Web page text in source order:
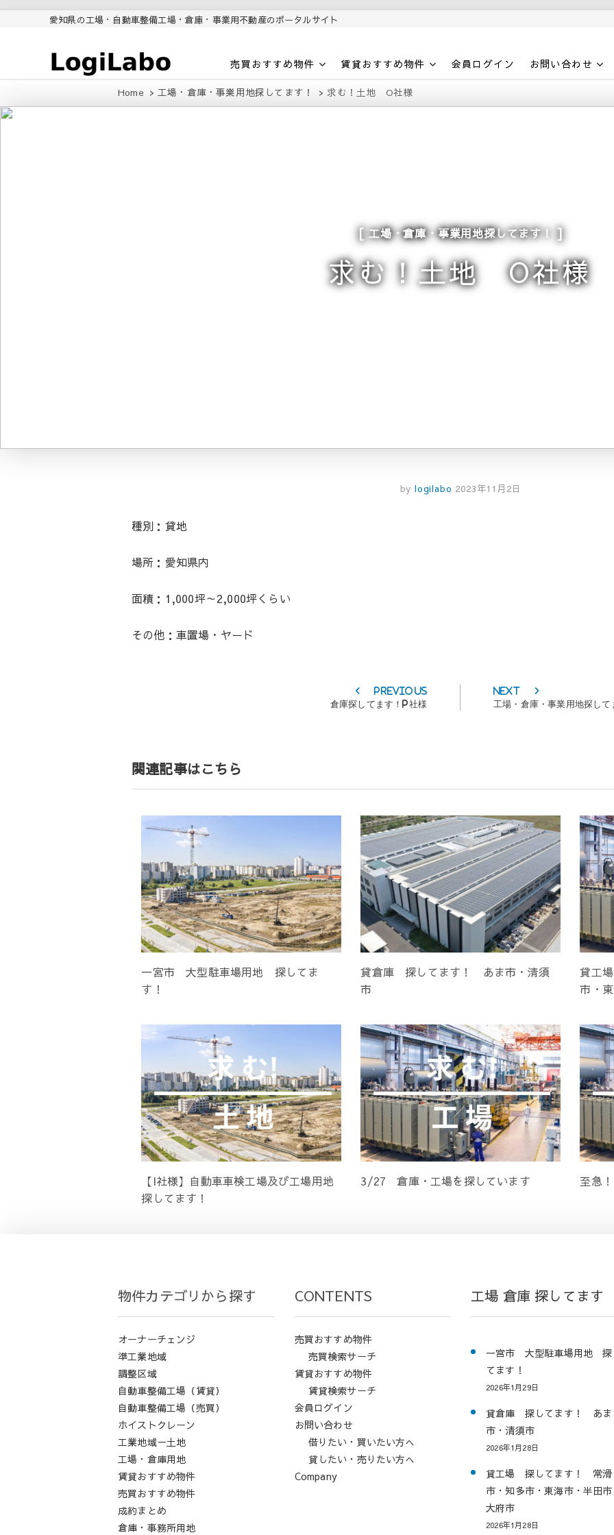
愛知県の工場・自動車整備工場・倉庫・事業用不動産のポータルサイト
ロジラボ
愛知県の工場・クレーン付工
場・自動車整備工場・倉庫・事
業用不動産のポータルサイト
売買おすすめ物件 賃貸おすすめ物件 会員ログイン お問い合わせ
Home 工場・倉庫・事業用地探してます！ 求む！土地 O社様
工場・倉庫・事業用地探してます！
求む！土地 O社様
by logilabo 2023年11月2日
種別：貸地
場所：愛知県内
面積：1,000坪～2,000坪くらい
その他：車置場・ヤード
ゲ
ー
シ
ョ
PreviousPrevious
倉庫探してます！P社様
Next
Next
post:
工場・倉庫・事業用地探して
関連記事はこちら
一宮市 大型駐車場用地 探してま
す！
貸倉庫 探してます！ あま市・清須
市
貸工
市・
【I社様】自動車車検工場及び工場用地
探してます！
3/27 倉庫・工場を探しています 至急
物件カテゴリから探す
オーナーチェンジ
準工業地域
調整区域
自動車整備工場（賃貸）
自動車整備工場（売買）
ホイストクレーン
工業地域－土地
工場・倉庫用地
賃貸おすすめ物件
売買おすすめ物件
成約まとめ
倉庫・事務所用地
CONTENTS
売買おすすめ物件
売買検索サーチ
賃貸おすすめ物件
賃貸検索サーチ
会員ログイン
お問い合わせ
借りたい・買いたい方へ
貸したい・売りたい方へ
Company
工場 倉庫 探してます
一宮市 大型駐車場用地 探
てます！
2026年1月29日
貸倉庫 探してます！ あま
市・清須市
2026年1月28日
貸工場 探してます！ 常滑
市・知多市・東海市・半田
大府市
2026年1月28日